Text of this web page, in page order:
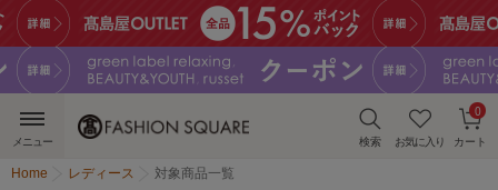
検索 お気に入り カート
0
メニュー
Home レディース 対象商品一覧